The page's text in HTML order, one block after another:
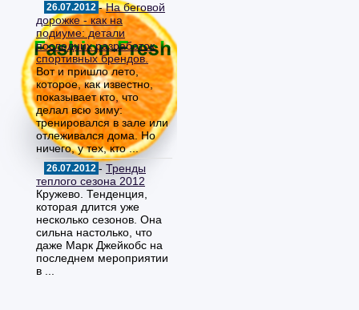
26.07.2012 -На беговой
дорожке - как на
подиуме: детали
последних разработок
спортивных брендов.
Вот и пришло лето,
которое, как известно,
показывает кто, что
делал всю зиму:
тренировался в зале или
отлеживался дома. Но
ничего, у тех, кто ...
26.07.2012 - Тренды
теплого сезона 2012
Кружево. Тенденция,
которая длится уже
несколько сезонов. Она
сильна настолько, что
даже Марк Джейкобс на
последнем мероприятии
в ...